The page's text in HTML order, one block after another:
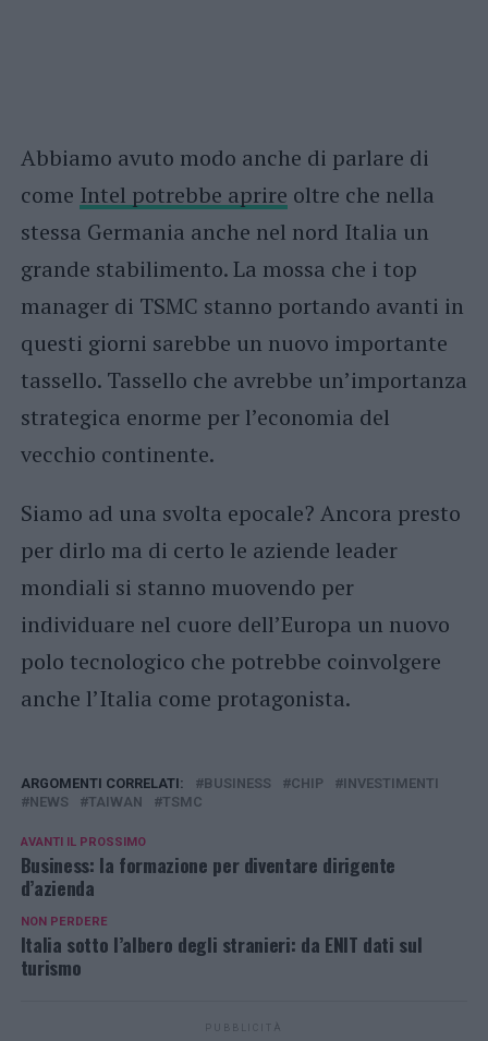
Abbiamo avuto modo anche di parlare di
come Intel potrebbe aprire oltre che nella
stessa Germania anche nel nord Italia un
grande stabilimento. La mossa che i top
manager di TSMC stanno portando avanti in
questi giorni sarebbe un nuovo importante
tassello. Tassello che avrebbe un’importanza
strategica enorme per l’economia del
vecchio continente.
Siamo ad una svolta epocale? Ancora presto
per dirlo ma di certo le aziende leader
mondiali si stanno muovendo per
individuare nel cuore dell’Europa un nuovo
polo tecnologico che potrebbe coinvolgere
anche l’Italia come protagonista.
ARGOMENTI CORRELATI: BUSINESS CHIP
INVESTIMENTI
NEWS
TAIWAN TSMC
AVANTI IL ​​PROSSIMO
Business: la formazione per diventare dirigente
d’azienda
NON PERDERE
Italia sotto l’albero degli stranieri: da ENIT dati sul
turismo
PUBBLICITÀ